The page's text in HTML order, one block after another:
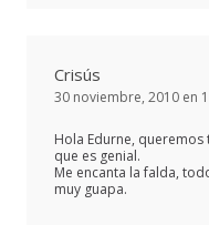
Crisús
30 noviembre, 2010 en
Hola Edurne,
que es genial.
Me encanta la falda,
muy guapa.